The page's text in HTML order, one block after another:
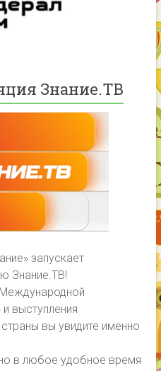
Знание.ТВ
запускает
Знание.ТВ!
выступления
вы увидите именно
в любое удобное время